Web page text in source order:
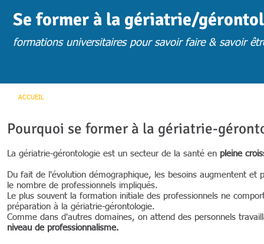
Se former à la gériatrie/
formations universitaires pour savoir faire & savoir
ACCUEIL
Pourquoi se former à la gériatrie-
La gériatrie-gérontologie est un secteur de la santé en pleine
Du fait de l'évolution démographique, les besoins augmentent et
le nombre de professionnels impliqués.
Le plus souvent la formation initiale des professionnels ne
préparation à la gériatrie-gérontologie.
Comme dans d'autres domaines, on attend des personnels
niveau de professionnalisme.